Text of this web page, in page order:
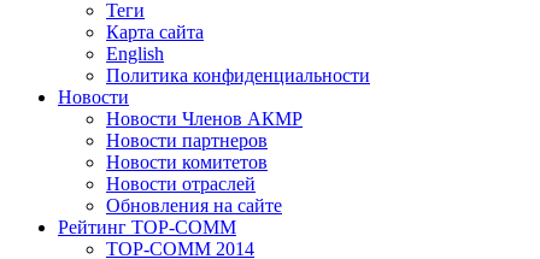
Теги
Карта сайта
English
Политика конфиденциальности
Новости
Новости Членов АКМР
Новости партнеров
Новости комитетов
Новости отраслей
Обновления на сайте
Рейтинг TOP-COMM
TOP-COMM 2014